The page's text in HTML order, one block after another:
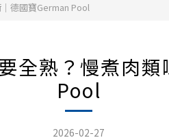
德國寶German Pool
全熟？慢煮肉
Pool
2026-02-27